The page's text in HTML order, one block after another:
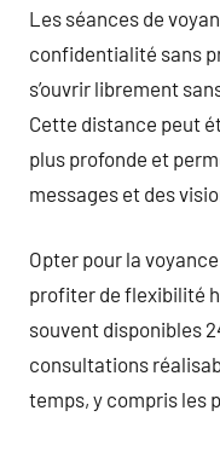
Les séances de
confidentialité sans
s’ouvrir librement
Cette distance peut
plus profonde et
messages et des
Opter pour la
profiter de flexibilité
souvent disponibles
consultations
temps, y compris les